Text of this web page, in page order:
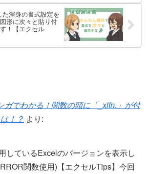
渾身の書式設定を
形に次々と貼り付
！【エクセル
ガでわかる！関数の頭に「_xlfn.」が付
！？ より:
しているExcelのバージョンを表示し
関数使用)【エクセルTips】今回